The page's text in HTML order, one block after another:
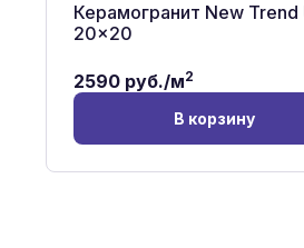
Керамогранит New Trend
20x20
2590 руб./м2
В корзину